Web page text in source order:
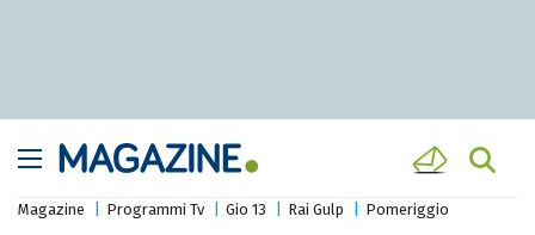
Magazine Programmi Tv Gio 13 Rai Gulp Pomeriggio